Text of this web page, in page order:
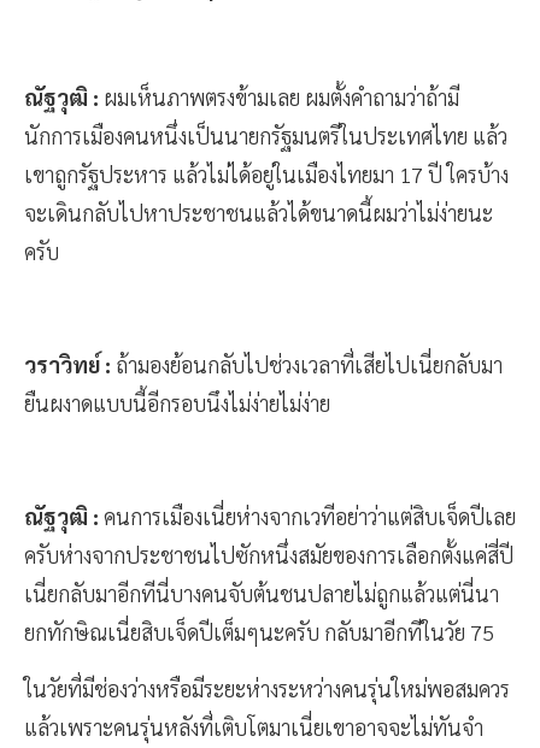
ณัฐวุฒิ : ผมเห็นภาพตรงข้ามเลย ผมตั้งคำถามว่าถ้ามี
นักการเมืองคนหนึ่งเป็นนายกรัฐมนตรีในประเทศไทย แล้ว
เขาถูกรัฐประหาร แล้วไม่ได้อยู่ในเมืองไทยมา 17 ปี ใครบ้าง
จะเดินกลับไปหาประชาชนแล้วได้ขนาดนี้ผมว่าไม่ง่ายนะ
ครับ
วราวิทย์ : ถ้ามองย้อนกลับไปช่วงเวลาที่เสียไปเนี่ยกลับมา
ยืนผงาดแบบนี้อีกรอบนึงไม่ง่ายไม่ง่าย
ณัฐวุฒิ : คนการเมืองเนี่ยห่างจากเวทีอย่าว่าแต่สิบเจ็ดปีเลย
ครับห่างจากประชาชนไปซักหนึ่งสมัยของการเลือกตั้งแค่สี่ปี
เนี่ยกลับมาอีกทีนี่บางคนจับต้นชนปลายไม่ถูกแล้วแต่นี่นา
ยกทักษิณเนี่ยสิบเจ็ดปีเต็มๆนะครับ กลับมาอีกทีในวัย 75
ในวัยที่มีช่องว่างหรือมีระยะห่างระหว่างคนรุ่นใหม่พอสมควร
แล้วเพราะคนรุ่นหลังที่เติบโตมาเนี่ยเขาอาจจะไม่ทันจำ